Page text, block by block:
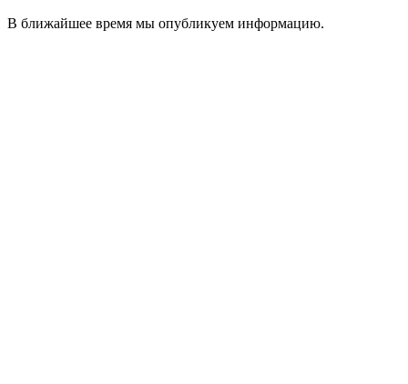
В ближайшее время мы опубликуем информацию.